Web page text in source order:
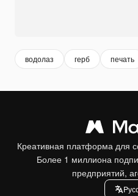
водолаз герб печать
Креативная платформа для
Более 1 миллиона
предприятий,